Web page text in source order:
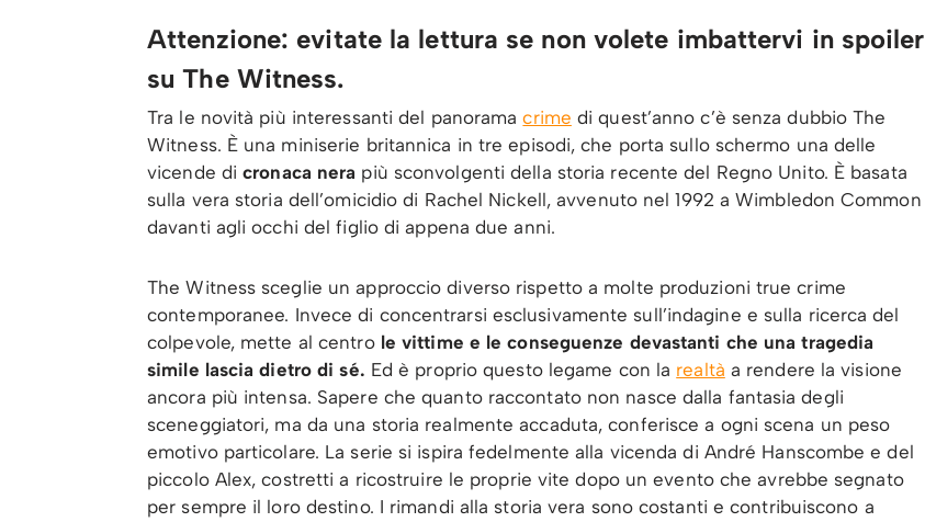
Attenzione: evitate la lettura se non volete imbattervi in spoiler
su The Witness.
Tra le novità più interessanti del panoramacrime di quest’anno c’è senza dubbio The
Witness. È una miniserie britannica in tre episodi, che porta sullo schermo una delle
vicende dicronaca nera più sconvolgenti della storia recente del Regno Unito. È basata
sulla vera storia dell’omicidio di Rachel Nickell, avvenuto nel 1992 a Wimbledon Common
davanti agli occhi del figlio di appena due anni.
The Witness sceglie un approccio diverso rispetto a molte produzioni true crime
contemporanee. Invece di concentrarsi esclusivamente sull’indagine e sulla ricerca del
colpevole, mette al centro le vittime e le conseguenze devastanti che una tragedia
simile lascia dietro di sé. Ed è proprio questo legame con la realtà a rendere la visione
ancora più intensa. Sapere che quanto raccontato non nasce dalla fantasia degli
sceneggiatori, ma da una storia realmente accaduta, conferisce a ogni scena un peso
emotivo particolare. La serie si ispira fedelmente alla vicenda di André Hanscombe e del
piccolo Alex, costretti a ricostruire le proprie vite dopo un evento che avrebbe segnato
per sempre il loro destino. I rimandi alla storia vera sono costanti e contribuiscono a